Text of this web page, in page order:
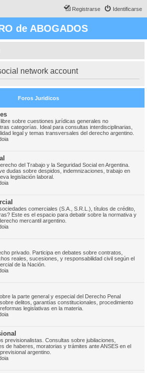
Identificarse
Registrarse
de ABOGADOS
network account
Foros Juridicos
sobre cuestiones jurídicas generales no
categorías. Ideal para consultas interdisciplinarias,
legal y temas transversales del derecho argentino.
del Trabajo y la Seguridad Social en Argentina.
dudas sobre despidos, indemnizaciones, trabajo en
legislación laboral.
comerciales (S.A., S.R.L.), títulos de crédito,
Este es el espacio para debatir sobre la normativa y
mercantil argentino.
privado. Participa en debates sobre contratos,
reales, sucesiones, y responsabilidad civil según el
de la Nación.
la parte general y especial del Derecho Penal
delitos, garantías constitucionales, procedimiento
legislativas en la materia.
previsionalistas. Consultas sobre jubilaciones,
de haberes, moratorias y trámites ante ANSES en el
argentino.